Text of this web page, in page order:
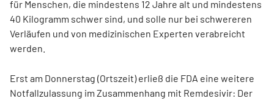
für Menschen, die mindestens 12 Jahre alt und mindestens
40 Kilogramm schwer sind, und solle nur bei schwereren
Verläufen und von medizinischen Experten verabreicht
werden.
Erst am Donnerstag (Ortszeit) erließ die FDA eine weitere
Notfallzulassung im Zusammenhang mit Remdesivir: Der